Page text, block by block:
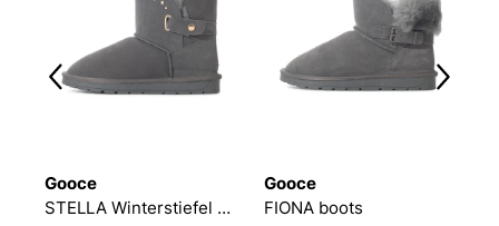
Gooce
STELLA Winterstiefel aus Wildleder
Gooce
FIONA boots